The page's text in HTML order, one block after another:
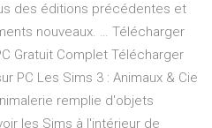
des éditions précédentes et
nouveaux. … Télécharger
Gratuit Complet Télécharger
PC Les Sims 3 : Animaux & Cie
remplie d'objets
les Sims à l'intérieur de